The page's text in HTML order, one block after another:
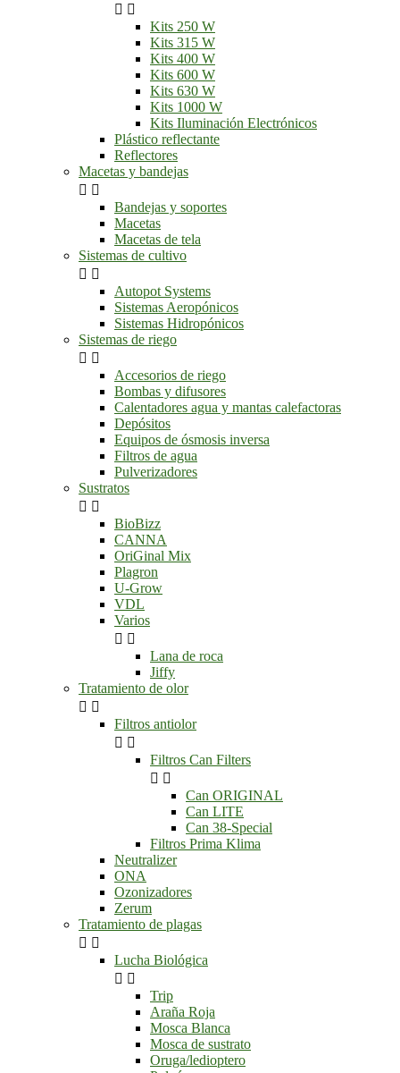
 
Kits 250 W
Kits 315 W
Kits 400 W
Kits 600 W
Kits 630 W
Kits 1000 W
Kits Iluminación Electrónicos
Plástico reflectante
Reflectores
Macetas y bandejas
 
Bandejas y soportes
Macetas
Macetas de tela
Sistemas de cultivo
 
Autopot Systems
Sistemas Aeropónicos
Sistemas Hidropónicos
Sistemas de riego
 
Accesorios de riego
Bombas y difusores
Calentadores agua y mantas calefactoras
Depósitos
Equipos de ósmosis inversa
Filtros de agua
Pulverizadores
Sustratos
 
BioBizz
CANNA
OriGinal Mix
Plagron
U-Grow
VDL
Varios
 
Lana de roca
Jiffy
Tratamiento de olor
 
Filtros antiolor
 
Filtros Can Filters
 
Can ORIGINAL
Can LITE
Can 38-Special
Filtros Prima Klima
Neutralizer
ONA
Ozonizadores
Zerum
Tratamiento de plagas
 
Lucha Biológica
 
Trip
Araña Roja
Mosca Blanca
Mosca de sustrato
Oruga/ledioptero